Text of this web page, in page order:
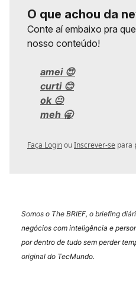
O que achou da
Conte aí embaixo pra
nosso conteúdo!
amei 😍
curti 😊
ok 😐
meh 🥱
Faça LoginouInscrever-se para
Somos o The BRIEF, o briefing
negócios com inteligência e
por dentro de tudo sem perder
original do TecMundo.